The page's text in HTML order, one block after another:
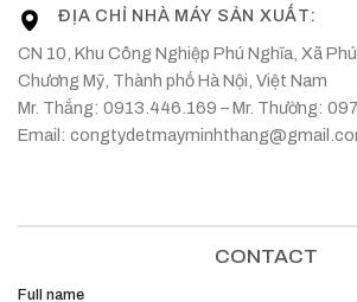
ĐỊA CHỈ NHÀ MÁY SẢN XUẤT:
CN 10, Khu Công Nghiệp Phú Nghĩa, Xã
Chương Mỹ, Thành phố Hà Nội, Việt Nam
Mr. Thắng: 0913.446.169 – Mr. Thường:
Email:
CONTACT
Full name